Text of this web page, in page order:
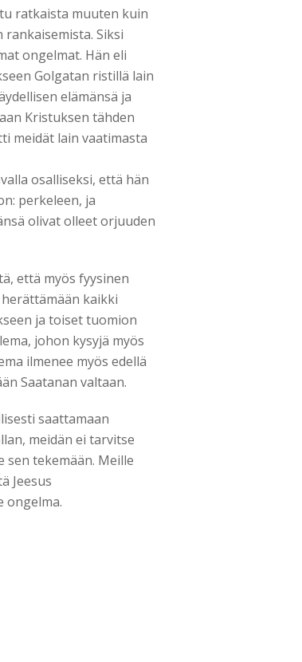
ratkaista muuten kuin
Siksi
ongelmat. Hän eli
Golgatan ristillä lain
elämänsä ja
Kristuksen tähden
meidät lain vaatimasta
osalliseksi, että hän
perkeleen, ja
olivat olleet orjuuden
että myös fyysinen
kaikki
ja toiset tuomion
johon kysyjä myös
ilmenee myös edellä
Saatanan valtaan.
saattamaan
meidän ei tarvitse
tekemään. Meille
Jeesus
ongelma.